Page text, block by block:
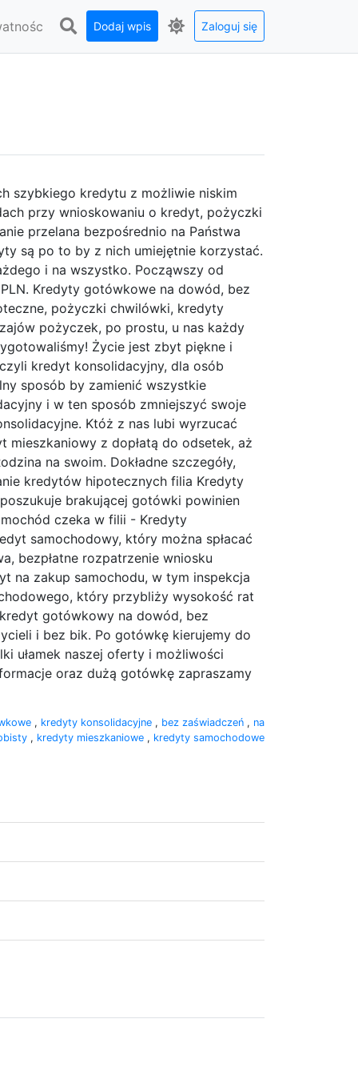
Dodaj wpis Zaloguj się
szybkiego kredytu z możliwie niskim
przy wnioskowaniu o kredyt, pożyczki
przelana bezpośrednio na Państwa
są po to by z nich umiejętnie korzystać.
i na wszystko. Począwszy od
Kredyty gotówkowe na dowód, bez
pożyczki chwilówki, kredyty
pożyczek, po prostu, u nas każdy
Życie jest zbyt piękne i
kredyt konsolidacyjny, dla osób
sposób by zamienić wszystkie
i w ten sposób zmniejszyć swoje
Któż z nas lubi wyrzucać
mieszkaniowy z dopłatą do odsetek, aż
na swoim. Dokładne szczegóły,
kredytów hipotecznych filia Kredyty
brakującej gotówki powinien
czeka w filii - Kredyty
samochodowy, który można spłacać
bezpłatne rozpatrzenie wniosku
na zakup samochodu, w tym inspekcja
który przybliży wysokość rat
gotówkowy na dowód, bez
i bez bik. Po gotówkę kierujemy do
ułamek naszej oferty i możliwości
oraz dużą gotówkę zapraszamy
, kredyty konsolidacyjne , bez zaświadczeń , na
, kredyty mieszkaniowe , kredyty samochodowe